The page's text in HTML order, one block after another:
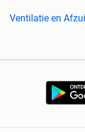
Ventilatie en